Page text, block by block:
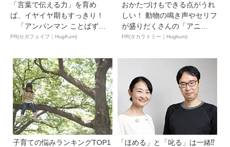
「言葉で伝える力」を育め
ば、イヤイヤ期もすっきり！
「アンパンマン ことばずか
ん...
PR(セガフェイブ｜HugKum)
おかたづけもできる点がうれ
しい！ 動物の鳴き声やセリフ
が盛りだくさんの「アニ
ア ...
PR(タカラトミー｜Hugkum)
子育ての悩みランキングTOP1
「ほめる」と「叱る」は一緒⁉